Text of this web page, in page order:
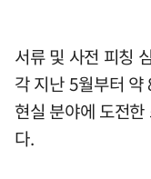
서류 및 사전 피칭
각 지난 5월부터
현실 분야에 도전
다.